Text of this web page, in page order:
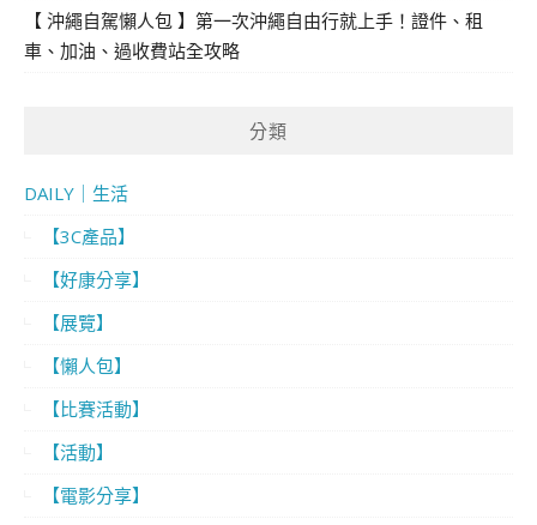
【 沖繩自駕懶人包 】第一次沖繩自由行就上手！證件、租
車、加油、過收費站全攻略
分類
DAILY｜生活
【3C產品】
【好康分享】
【展覽】
【懶人包】
【比賽活動】
【活動】
【電影分享】